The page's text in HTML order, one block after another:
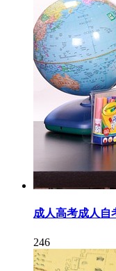
成人高考成人自
246